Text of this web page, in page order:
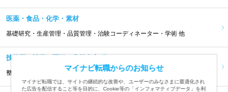
医薬・食品・化学・素材
基礎研究・生産管理・品質管理・治験コーディネーター・学術 他
技能工・設備・配送・農林水産 他
整備・製造・工事・設備管理・警備・ドライバー・農林水産 他
マイナビ転職からのお知らせ
マイナビ転職では、サイトの継続的な改善や、ユーザーのみなさまに最適化され
た広告を配信すること等を目的に、Cookie等の「インフォマティブデータ」を利